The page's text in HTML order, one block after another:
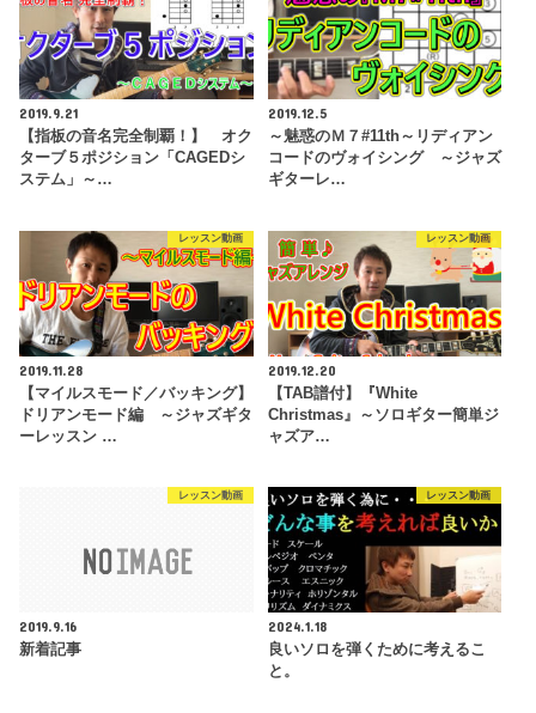
2019.9.21
【指板の音名完全制覇！】 オク
ターブ５ポジション「CAGEDシ
ステム」～…
2019.12.5
～魅惑のＭ７#11th～リディアン
コードのヴォイシング ～ジャズ
ギターレ…
レッスン動画
2019.11.28
【マイルスモード／バッキング】
ドリアンモード編 ～ジャズギタ
ーレッスン …
レッスン動画
2019.12.20
【TAB譜付】『White
Christmas』～ソロギター簡単ジ
ャズア…
レッスン動画
2019.9.16
新着記事
レッスン動画
2024.1.18
良いソロを弾くために考えるこ
と。